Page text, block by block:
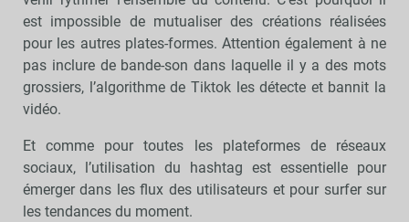
est impossible de mutualiser des créations réalisées
pour les autres plates-formes. Attention également à ne
pas inclure de bande-son dans laquelle il y a des mots
grossiers, l’algorithme de Tiktok les détecte et bannit la
vidéo.
Et comme pour toutes les plateformes de réseaux
sociaux, l’utilisation du hashtag est essentielle pour
émerger dans les flux des utilisateurs et pour surfer sur
les tendances du moment.